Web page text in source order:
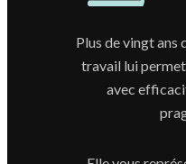
Plus de vingt ans
travail lui
avec